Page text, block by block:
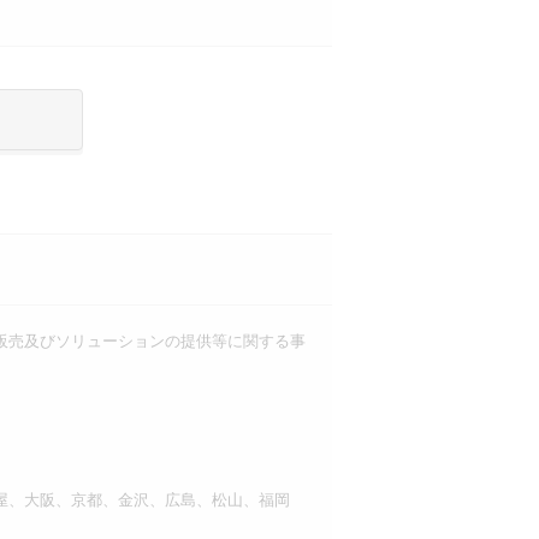
及びソリューションの提供等に関する事
大阪、京都、金沢、広島、松山、福岡